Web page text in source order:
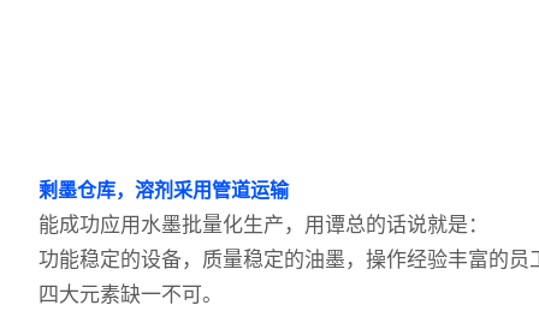
剩墨仓库，溶剂采用管道运输
能成功应用水墨批量化生产，用谭总的话说就是：
功能稳定的设备，质量稳定的油墨，操作经验丰富的
四大元素缺一不可。